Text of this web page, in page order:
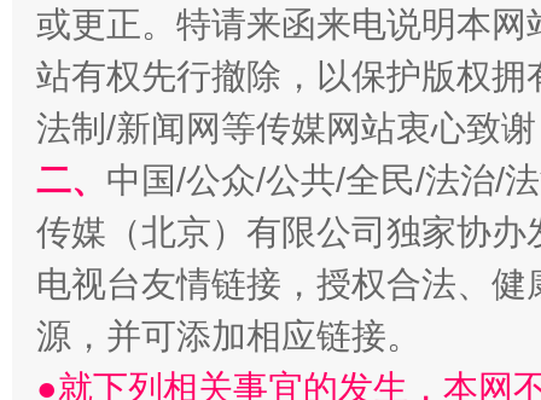
或更正。特请来函来电说明本
站有权先行撤除，以保护版权
法制/新闻网等传媒网站衷心致
二、 中国/公众/公共/全民/法治/
传媒（北京）有限公司独家协
电视台友情链接，授权合法、
源，并可添加相应链接。
●就下列相关事宜的发生，本网